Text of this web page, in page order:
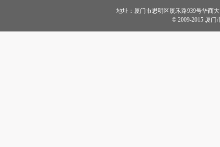
地址：厦门市思明区厦禾路939号华商大
© 2009-2015 厦